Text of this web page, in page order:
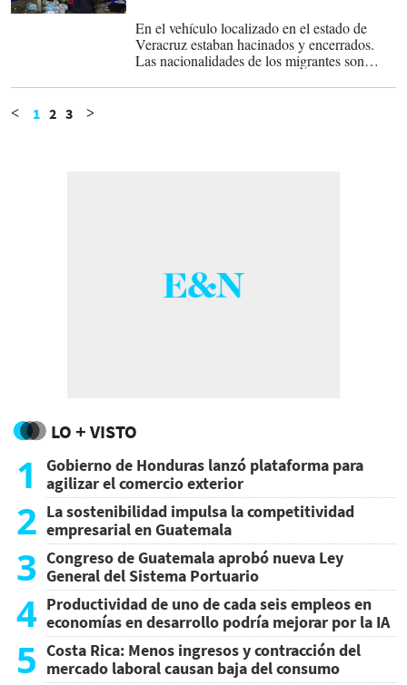
En el vehículo localizado en el estado de
Veracruz estaban hacinados y encerrados.
Las nacionalidades de los migrantes son
Ecuador.
< 1 2 3 >
LO + VISTO
1
Gobierno de Honduras lanzó plataforma para
agilizar el comercio exterior
2 La sostenibilidad impulsa la competitividad
empresarial en Guatemala
3 Congreso de Guatemala aprobó nueva Ley
General del Sistema Portuario
4 Productividad de uno de cada seis empleos en
economías en desarrollo podría mejorar por la IA
5 Costa Rica: Menos ingresos y contracción del
mercado laboral causan baja del consumo